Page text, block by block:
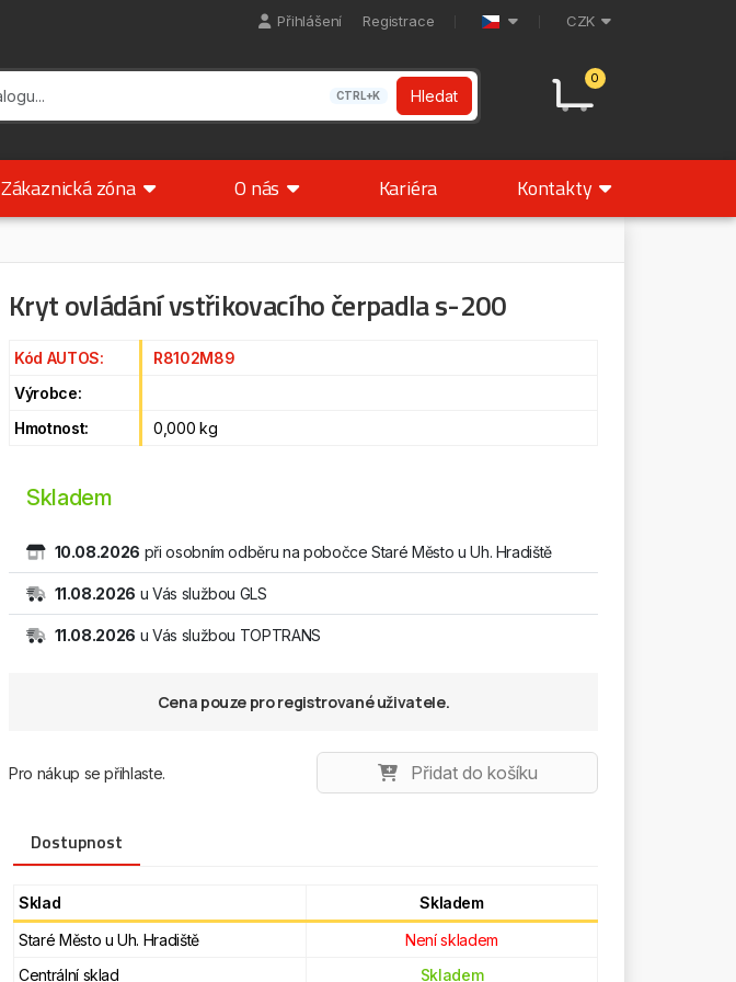
Přihlášení Registrace CZK
0
CTRL+K Hledat
Zákaznická zóna O nás Kariéra Kontakty
Kryt ovládání vstřikovacího čerpadla s-200
Kód AUTOS:
R8102M89
Výrobce:
Hmotnost:
0,000 kg
Skladem
10.08.2026 při osobním odběru na pobočce Staré Město u Uh. Hradiště
11.08.2026 u Vás službou GLS
11.08.2026 u Vás službou TOPTRANS
Cena pouze pro registrované uživatele.
Pro nákup se přihlaste. Přidat do košíku
Dostupnost
Sklad
Skladem
Staré Město u Uh. Hradiště
Není skladem
Centrální sklad
Skladem